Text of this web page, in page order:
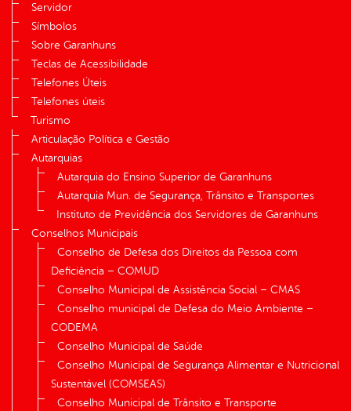
Servidor
Símbolos
Sobre Garanhuns
Teclas de Acessibilidade
Telefones Úteis
Telefones úteis
Turismo
Articulação Política e Gestão
Autarquias
Autarquia do Ensino Superior de Garanhuns
Autarquia Mun. de Segurança, Trânsito e Transportes
Instituto de Previdência dos Servidores de Garanhuns
Conselhos Municipais
Conselho de Defesa dos Direitos da Pessoa com
Deficiência – COMUD
Conselho Municipal de Assistência Social – CMAS
Conselho municipal de Defesa do Meio Ambiente –
CODEMA
Conselho Municipal de Saúde
Conselho Municipal de Segurança Alimentar e Nutricional
Sustentável (COMSEAS)
Conselho Municipal de Trânsito e Transporte